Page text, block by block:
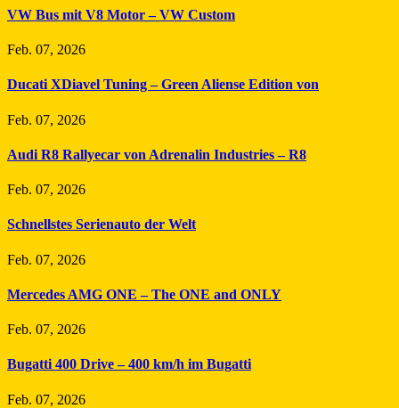
VW Bus mit V8 Motor – VW Custom
Feb. 07, 2026
Ducati XDiavel Tuning – Green Aliense Edition von
Feb. 07, 2026
Audi R8 Rallyecar von Adrenalin Industries – R8
Feb. 07, 2026
Schnellstes Serienauto der Welt
Feb. 07, 2026
Mercedes AMG ONE – The ONE and ONLY
Feb. 07, 2026
Bugatti 400 Drive – 400 km/h im Bugatti
Feb. 07, 2026